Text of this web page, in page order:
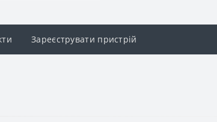
Зареєструвати пристрій